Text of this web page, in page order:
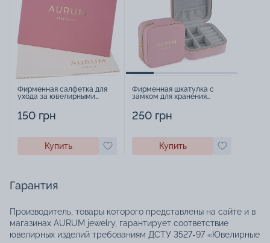
Фирменная салфетка для
ухода за ювелирными
150 грн
Купить
Фирменная шкатулка с
замком для хранения
250 грн
Купить
Гарантия
Производитель, товары которого представлены на сайте и в
магазинах AURUM jewelry, гарантирует соответствие
ювелирных изделий требованиям ДСТУ 3527-97 «Ювелирные